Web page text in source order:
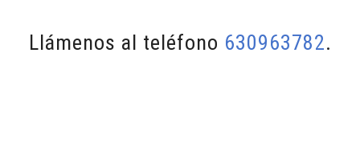
Llámenos al teléfono 630963782.